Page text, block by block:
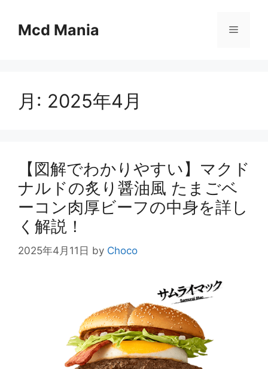
Mcd Mania メ
月: 2025年4月
【図解でわかりやすい】マクド
ナルドの炙り醤油風 たまごベ
ーコン肉厚ビーフの中身を詳し
く解説！
2025年4月11日 by Choco